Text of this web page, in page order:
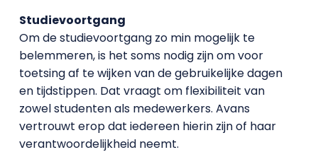
Studievoortgang
Om de studievoortgang zo min mogelijk te
belemmeren, is het soms nodig zijn om voor
toetsing af te wijken van de gebruikelijke dagen
en tijdstippen. Dat vraagt om flexibiliteit van
zowel studenten als medewerkers. Avans
vertrouwt erop dat iedereen hierin zijn of haar
verantwoordelijkheid neemt.